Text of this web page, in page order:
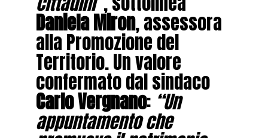
Daniela Miron, assessora
alla Promozione del
Territorio. Un valore
confermato dal sindaco
Carlo Vergnano: “Un
appuntamento che